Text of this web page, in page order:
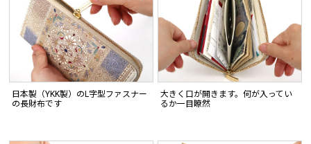
日本製（YKK製）のL字型ファスナー
の長財布です
大きく口が開きます。何が入ってい
るか一目瞭然